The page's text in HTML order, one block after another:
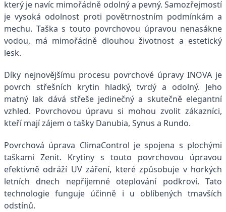
který je navíc mimořádně odolný a pevný. Samozřejmostí
je vysoká odolnost proti povětrnostním podmínkám a
mechu. Taška s touto povrchovou úpravou nenasákne
vodou, má mimořádně dlouhou životnost a estetický
lesk.
Díky nejnovějšímu procesu povrchové úpravy INOVA je
povrch střešních krytin hladký, tvrdý a odolný. Jeho
matný lak dává střeše jedinečný a skutečně elegantní
vzhled. Povrchovou úpravu si mohou zvolit zákazníci,
kteří mají zájem o tašky Danubia, Synus a Rundo.
Povrchová úprava ClimaControl je spojena s plochými
taškami Zenit. Krytiny s touto povrchovou úpravou
efektivně odráží UV záření, které způsobuje v horkých
letních dnech nepříjemné oteplování podkroví. Tato
technologie funguje účinně i u oblíbených tmavších
odstínů.